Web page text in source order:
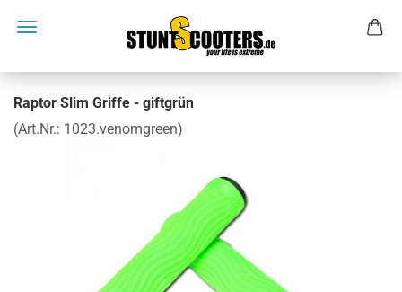
Raptor Slim Griffe - giftgrün
(Art.Nr.: 1023.venomgreen)